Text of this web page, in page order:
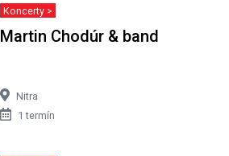
Koncerty >
Martin Chodúr & band
Nitra
1 termín